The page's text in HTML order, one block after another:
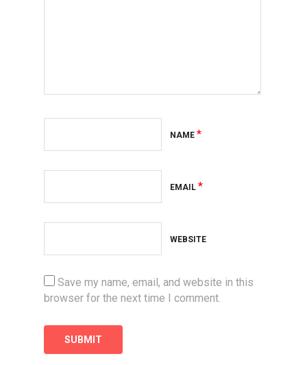
NAME *
EMAIL *
WEBSITE
Save my name, email, and website in this
browser for the next time I comment.